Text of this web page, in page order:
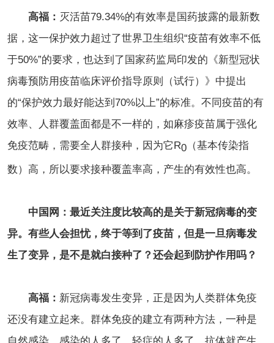
高福： 灭活苗79.34%的有效率是国药披露的最新数
据，这一保护效力超过了世界卫生组织“疫苗有效率不低
于50%”的要求，也达到了国家药监局印发的《新型冠状
病毒预防用疫苗临床评价指导原则（试行）》中提出
的“保护效力最好能达到70%以上”的标准。不同疫苗的有
效率、人群覆盖面都是不一样的，如麻疹疫苗属于强化
免疫范畴，需要全人群接种，因为它R0 （基本传染指
数）高，所以要求接种覆盖率高，产生的有效性也高。
中国网：最近关注度比较高的是关于新冠病毒的变
异。有些人会担忧，终于等到了疫苗，但是一旦病毒发
生了变异，是不是就白接种了？还会起到防护作用吗？
高福： 新冠病毒发生变异，正是因为人类群体免疫
还没有建立起来。群体免疫的建立有两种方法，一种是